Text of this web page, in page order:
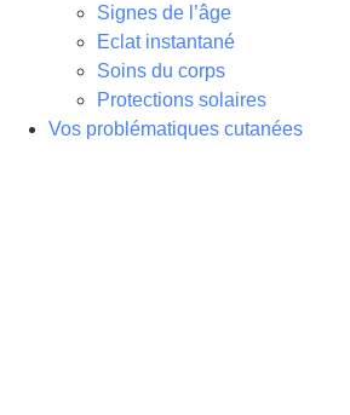
Signes de l’âge
Eclat instantané
Soins du corps
Protections solaires
Vos problématiques cutanées